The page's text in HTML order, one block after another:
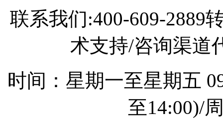
联系我们:400-609-2889
术支持/咨询渠道
时间：星期一至星期五
至14:00)/